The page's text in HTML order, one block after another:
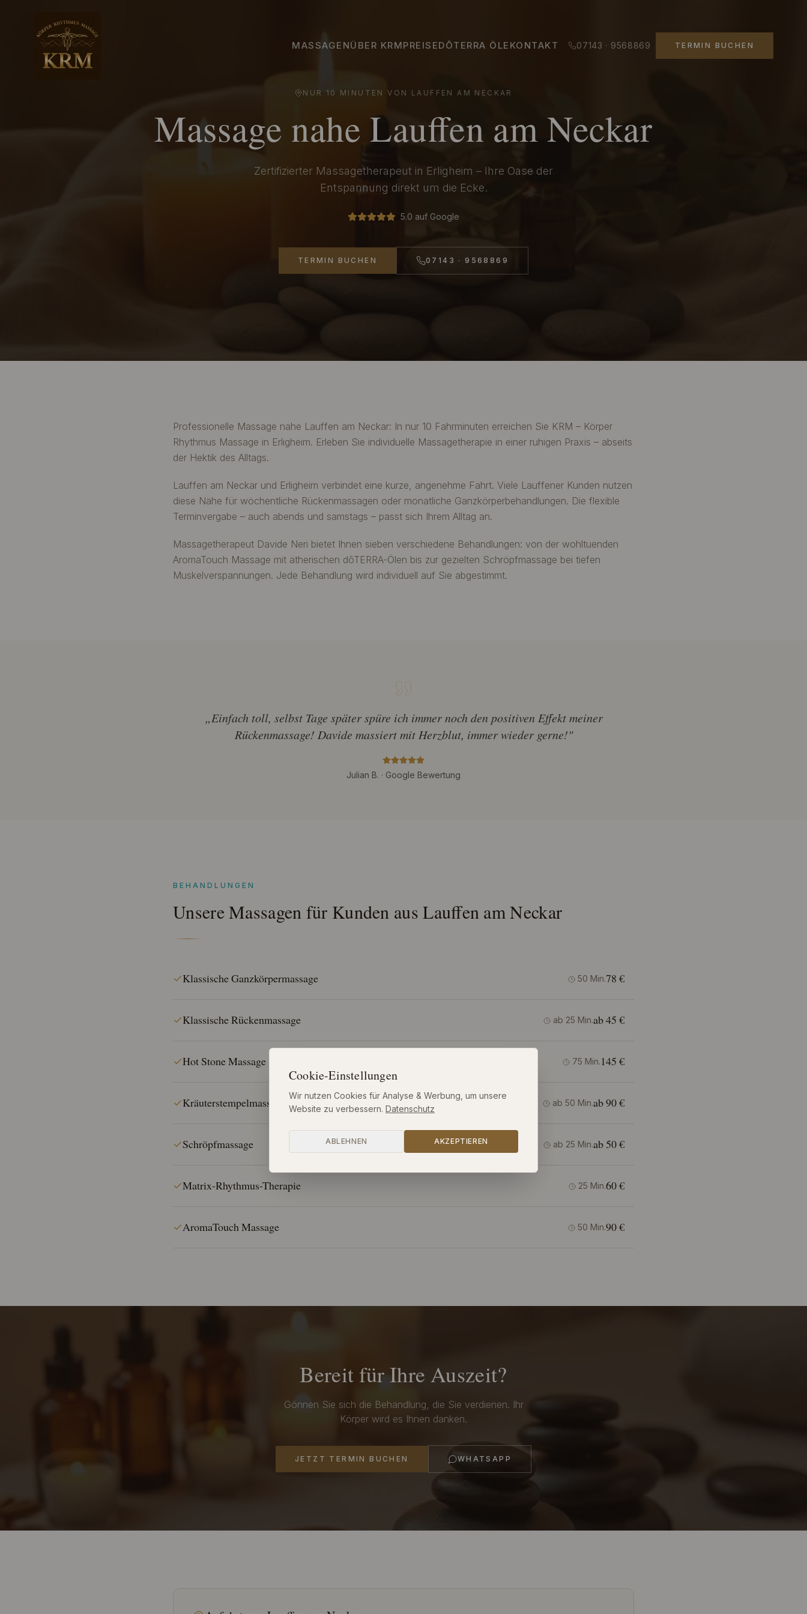
MASSAGENÜBER KRMPREISEDŌTERRA ÖLE KONTAKT 07143 · 9568869 TERMIN BUCHEN
NUR 10 MINUTEN VON LAUFFEN AM NECKAR
Massage naheLauffen am Neckar
Zertifizierter Massagetherapeut in Erligheim – Ihre Oase der
Entspannung direkt um die Ecke.
5.0 auf Google
TERMIN BUCHEN 07143 · 9568869
Professionelle Massage nahe Lauffen am Neckar: In nur 10 Fahrminuten erreichen Sie KRM – Körper
Rhythmus Massage in Erligheim. Erleben Sie individuelle Massagetherapie in einer ruhigen Praxis – abseits
der Hektik des Alltags.
Lauffen am Neckar und Erligheim verbindet eine kurze, angenehme Fahrt. Viele Lauffener Kunden nutzen
diese Nähe für wöchentliche Rückenmassagen oder monatliche Ganzkörperbehandlungen. Die flexible
Terminvergabe – auch abends und samstags – passt sich Ihrem Alltag an.
Massagetherapeut Davide Neri bietet Ihnen sieben verschiedene Behandlungen: von der wohltuenden
AromaTouch Massage mit ätherischen dōTERRA-Ölen bis zur gezielten Schröpfmassage bei tiefen
Muskelverspannungen. Jede Behandlung wird individuell auf Sie abgestimmt.
„Einfach toll, selbst Tage später spüre ich immer noch den positiven Effekt meiner
Rückenmassage! Davide massiert mit Herzblut, immer wieder gerne!"
Julian B. · Google Bewertung
BEHANDLUNGEN
Unsere Massagen für Kunden ausLauffen am Neckar
Klassische Ganzkörpermassage 50 Min.78 €
Klassische Rückenmassage ab 25 Min.ab 45 €
Hot Stone Massage 75 Min.145 €
Kräuterstempelmassage ab 50 Min.ab 90 €
Schröpfmassage ab 25 Min.ab 50 €
Matrix-Rhythmus-Therapie 25 Min.60 €
AromaTouch Massage 50 Min.90 €
Bereit für Ihre Auszeit?
Gönnen Sie sich die Behandlung, die Sie verdienen. Ihr
Körper wird es Ihnen danken.
JETZT TERMIN BUCHEN WHATSAPP
Cookie-Einstellungen
Wir nutzen Cookies für Analyse & Werbung, um unsere
Website zu verbessern. Datenschutz
ABLEHNEN AKZEPTIEREN